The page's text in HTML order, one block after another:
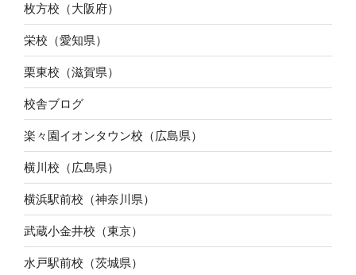
枚方校（大阪府）
栄校（愛知県）
栗東校（滋賀県）
校舎ブログ
楽々園イオンタウン校（広島県）
横川校（広島県）
横浜駅前校（神奈川県）
武蔵小金井校（東京）
水戸駅前校（茨城県）